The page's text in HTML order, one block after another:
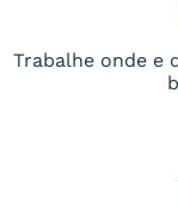
Trabalhe onde e